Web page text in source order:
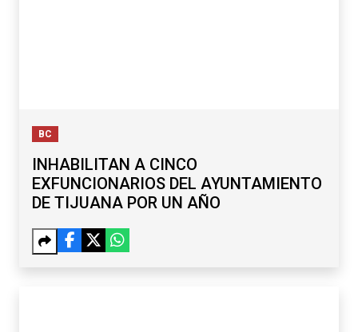
BC
INHABILITAN A CINCO
EXFUNCIONARIOS DEL AYUNTAMIENTO
DE TIJUANA POR UN AÑO